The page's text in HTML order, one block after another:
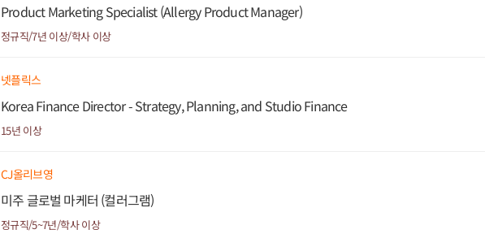
Product Marketing Specialist (Allergy Product Manager)
정규직/7년 이상/학사 이상
넷플릭스
Korea Finance Director - Strategy, Planning, and Studio Finance
15년 이상
CJ올리브영
미주 글로벌 마케터 (컬러그램)
정규직/5~7년/학사 이상